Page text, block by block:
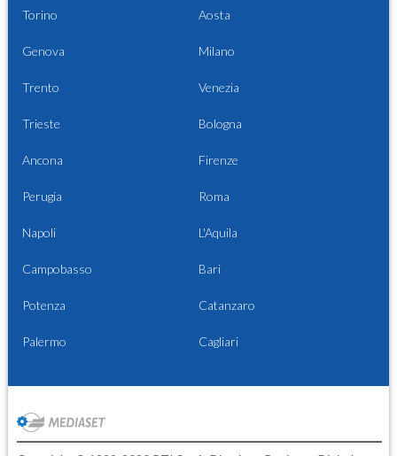
Torino Aosta
Genova Milano
Trento Venezia
Trieste Bologna
Ancona Firenze
Perugia Roma
Napoli L'Aquila
Campobasso Bari
Potenza Catanzaro
Palermo Cagliari